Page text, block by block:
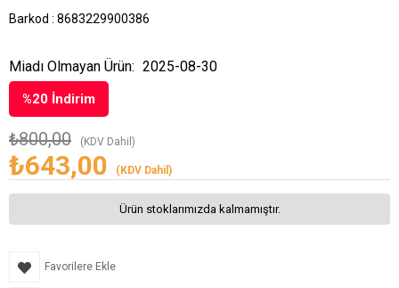
Barkod : 8683229900386
%20 İndirim
₺800,00 (KDV Dahil)
₺643,00 (KDV Dahil)
Miadı Olmayan Ürün: 2025-08-30
Ürün stoklarımızda kalmamıştır.
Favorilere Ekle